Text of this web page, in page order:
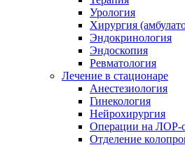
Урология
Хирургия
Эндокринология
Эндоскопия
Ревматология
Лечение в стационаре
Анестезиология
Гинекология
Нейрохирургия
Операции на ЛОР-
Отделение